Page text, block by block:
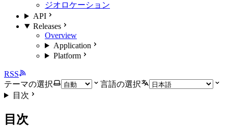
ジオロケーション
API
Releases
Overview
Application
Platform
RSS
テーマの選択
言語の選択
目次
目次